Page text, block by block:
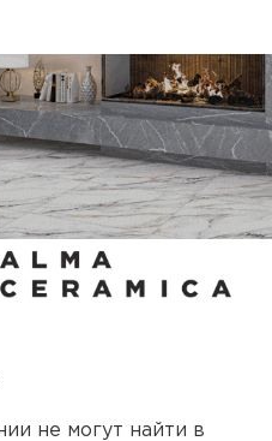
не могут найти в